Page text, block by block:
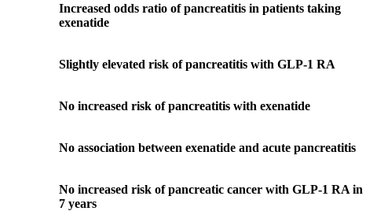
Increased odds ratio of pancreatitis in patients taking
exenatide
Slightly elevated risk of pancreatitis with GLP-1 RA
No increased risk of pancreatitis with exenatide
No association between exenatide and acute pancreatitis
No increased risk of pancreatic cancer with GLP-1 RA in
7 years